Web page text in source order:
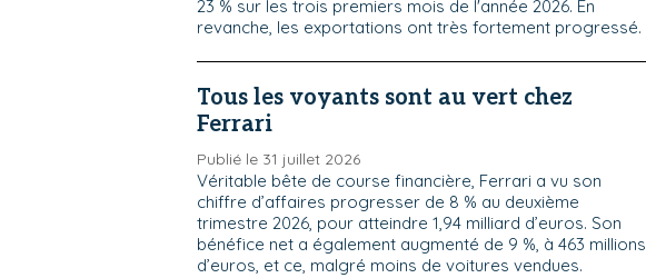
23 % sur les trois premiers mois de l'année 2026. En
revanche, les exportations ont très fortement progressé.
Tous les voyants sont au vert chez
Ferrari
Publié le 31 juillet 2026
Véritable bête de course financière, Ferrari a vu son
chiffre d’affaires progresser de 8 % au deuxième
trimestre 2026, pour atteindre 1,94 milliard d’euros. Son
bénéfice net a également augmenté de 9 %, à 463 millions
d’euros, et ce, malgré moins de voitures vendues.